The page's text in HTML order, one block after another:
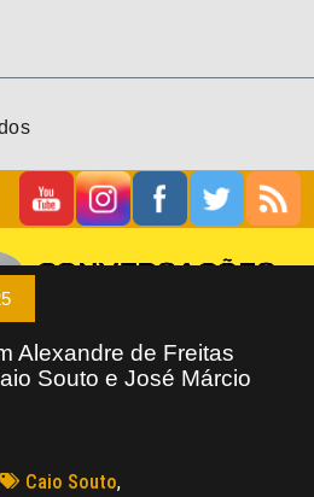
Alexandre de Freitas
Souto e José Márcio
Caio Souto,